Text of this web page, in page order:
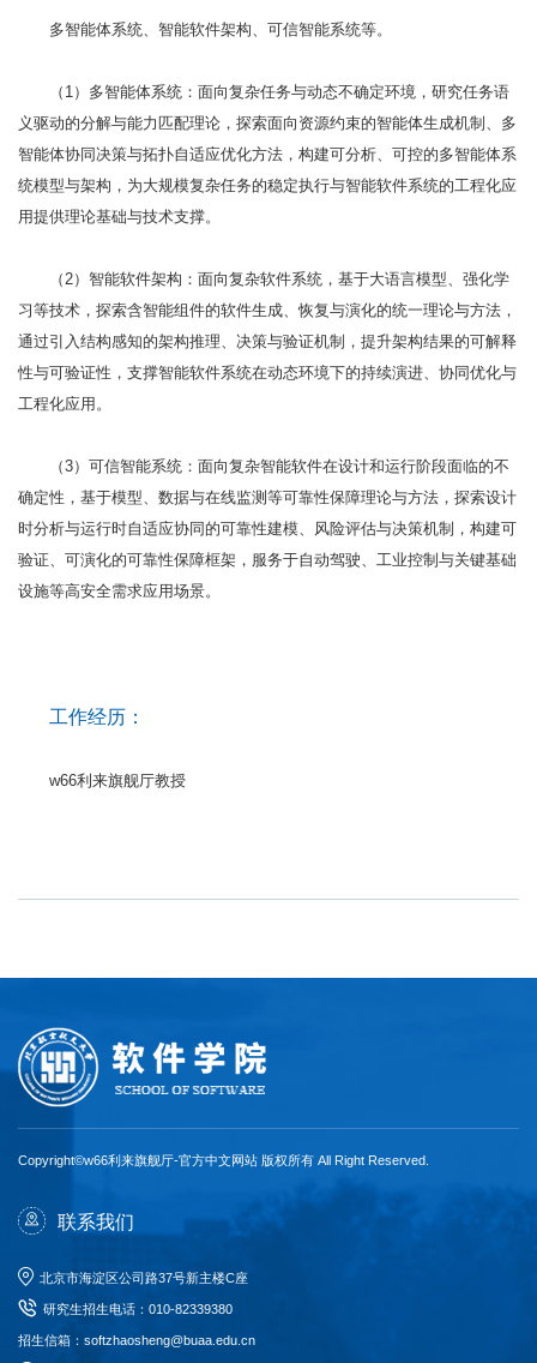
多智能体系统、智能软件架构、可信智能系统等。
（1）多智能体系统：面向复杂任务与动态不确定环境，研究任务语
义驱动的分解与能力匹配理论，探索面向资源约束的智能体生成机制、多
智能体协同决策与拓扑自适应优化方法，构建可分析、可控的多智能体系
统模型与架构，为大规模复杂任务的稳定执行与智能软件系统的工程化应
用提供理论基础与技术支撑。
（2）智能软件架构：面向复杂软件系统，基于大语言模型、强化学
习等技术，探索含智能组件的软件生成、恢复与演化的统一理论与方法，
通过引入结构感知的架构推理、决策与验证机制，提升架构结果的可解释
性与可验证性，支撑智能软件系统在动态环境下的持续演进、协同优化与
工程化应用。
（3）可信智能系统：面向复杂智能软件在设计和运行阶段面临的不
确定性，基于模型、数据与在线监测等可靠性保障理论与方法，探索设计
时分析与运行时自适应协同的可靠性建模、风险评估与决策机制，构建可
验证、可演化的可靠性保障框架，服务于自动驾驶、工业控制与关键基础
设施等高安全需求应用场景。
工作经历：
w66利来旗舰厅教授
Copyright©w66利来旗舰厅-官方中文网站 版权所有 All Right Reserved.
联系我们
北京市海淀区公司路37号新主楼C座
研究生招生电话： 010-82339380
招生信箱：softzhaosheng@buaa.edu.cn